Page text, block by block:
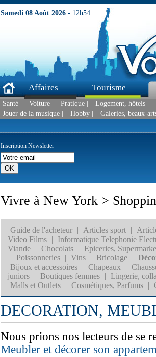
Samedi 08 Août 2026 - 12h54
Affaires Tourisme
Santé | Voiture | Pratique |
Logement, hôtels |
Jouer de la musique |
Hobby | Galeries, beaux-
Inscription Newsletter
Vivre à New York >
Guide de l'acheteur | Articles sport |
Video Films
|
Informatique Telephonie
Viande
| Chocolats |
Epiceries,
|
Poissonneries | Vins | Bricolage |
Bijoux et accessoires
| Chapeaux |
juniors
| Boutiques femmes |
Lingerie,
Malls et Outlets
| Cosmétiques, Parfums |
DECORATION,
Nous prions nos lecteurs de se
Meubler et décorer son